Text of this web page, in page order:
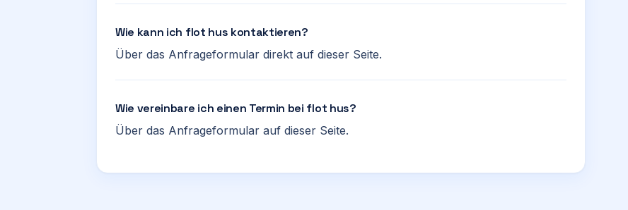
Wie kann ich flot hus kontaktieren?
Über das Anfrageformular direkt auf dieser Seite.
Wie vereinbare ich einen Termin bei flot hus?
Über das Anfrageformular auf dieser Seite.